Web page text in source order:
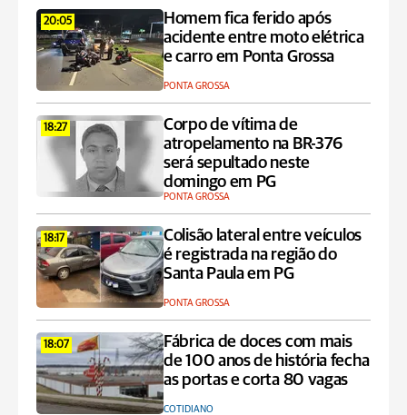
20:05
Homem fica ferido após
acidente entre moto elétrica
e carro em Ponta Grossa
PONTA GROSSA
18:27
Corpo de vítima de
atropelamento na BR-376
será sepultado neste
domingo em PG
PONTA GROSSA
18:17
Colisão lateral entre veículos
é registrada na região do
Santa Paula em PG
PONTA GROSSA
18:07
Fábrica de doces com mais
de 100 anos de história fecha
as portas e corta 80 vagas
COTIDIANO